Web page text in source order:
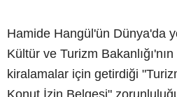
Hamide Hangül'ün Dünya'da
Kültür ve Turizm
kiralamalar için getirdiği